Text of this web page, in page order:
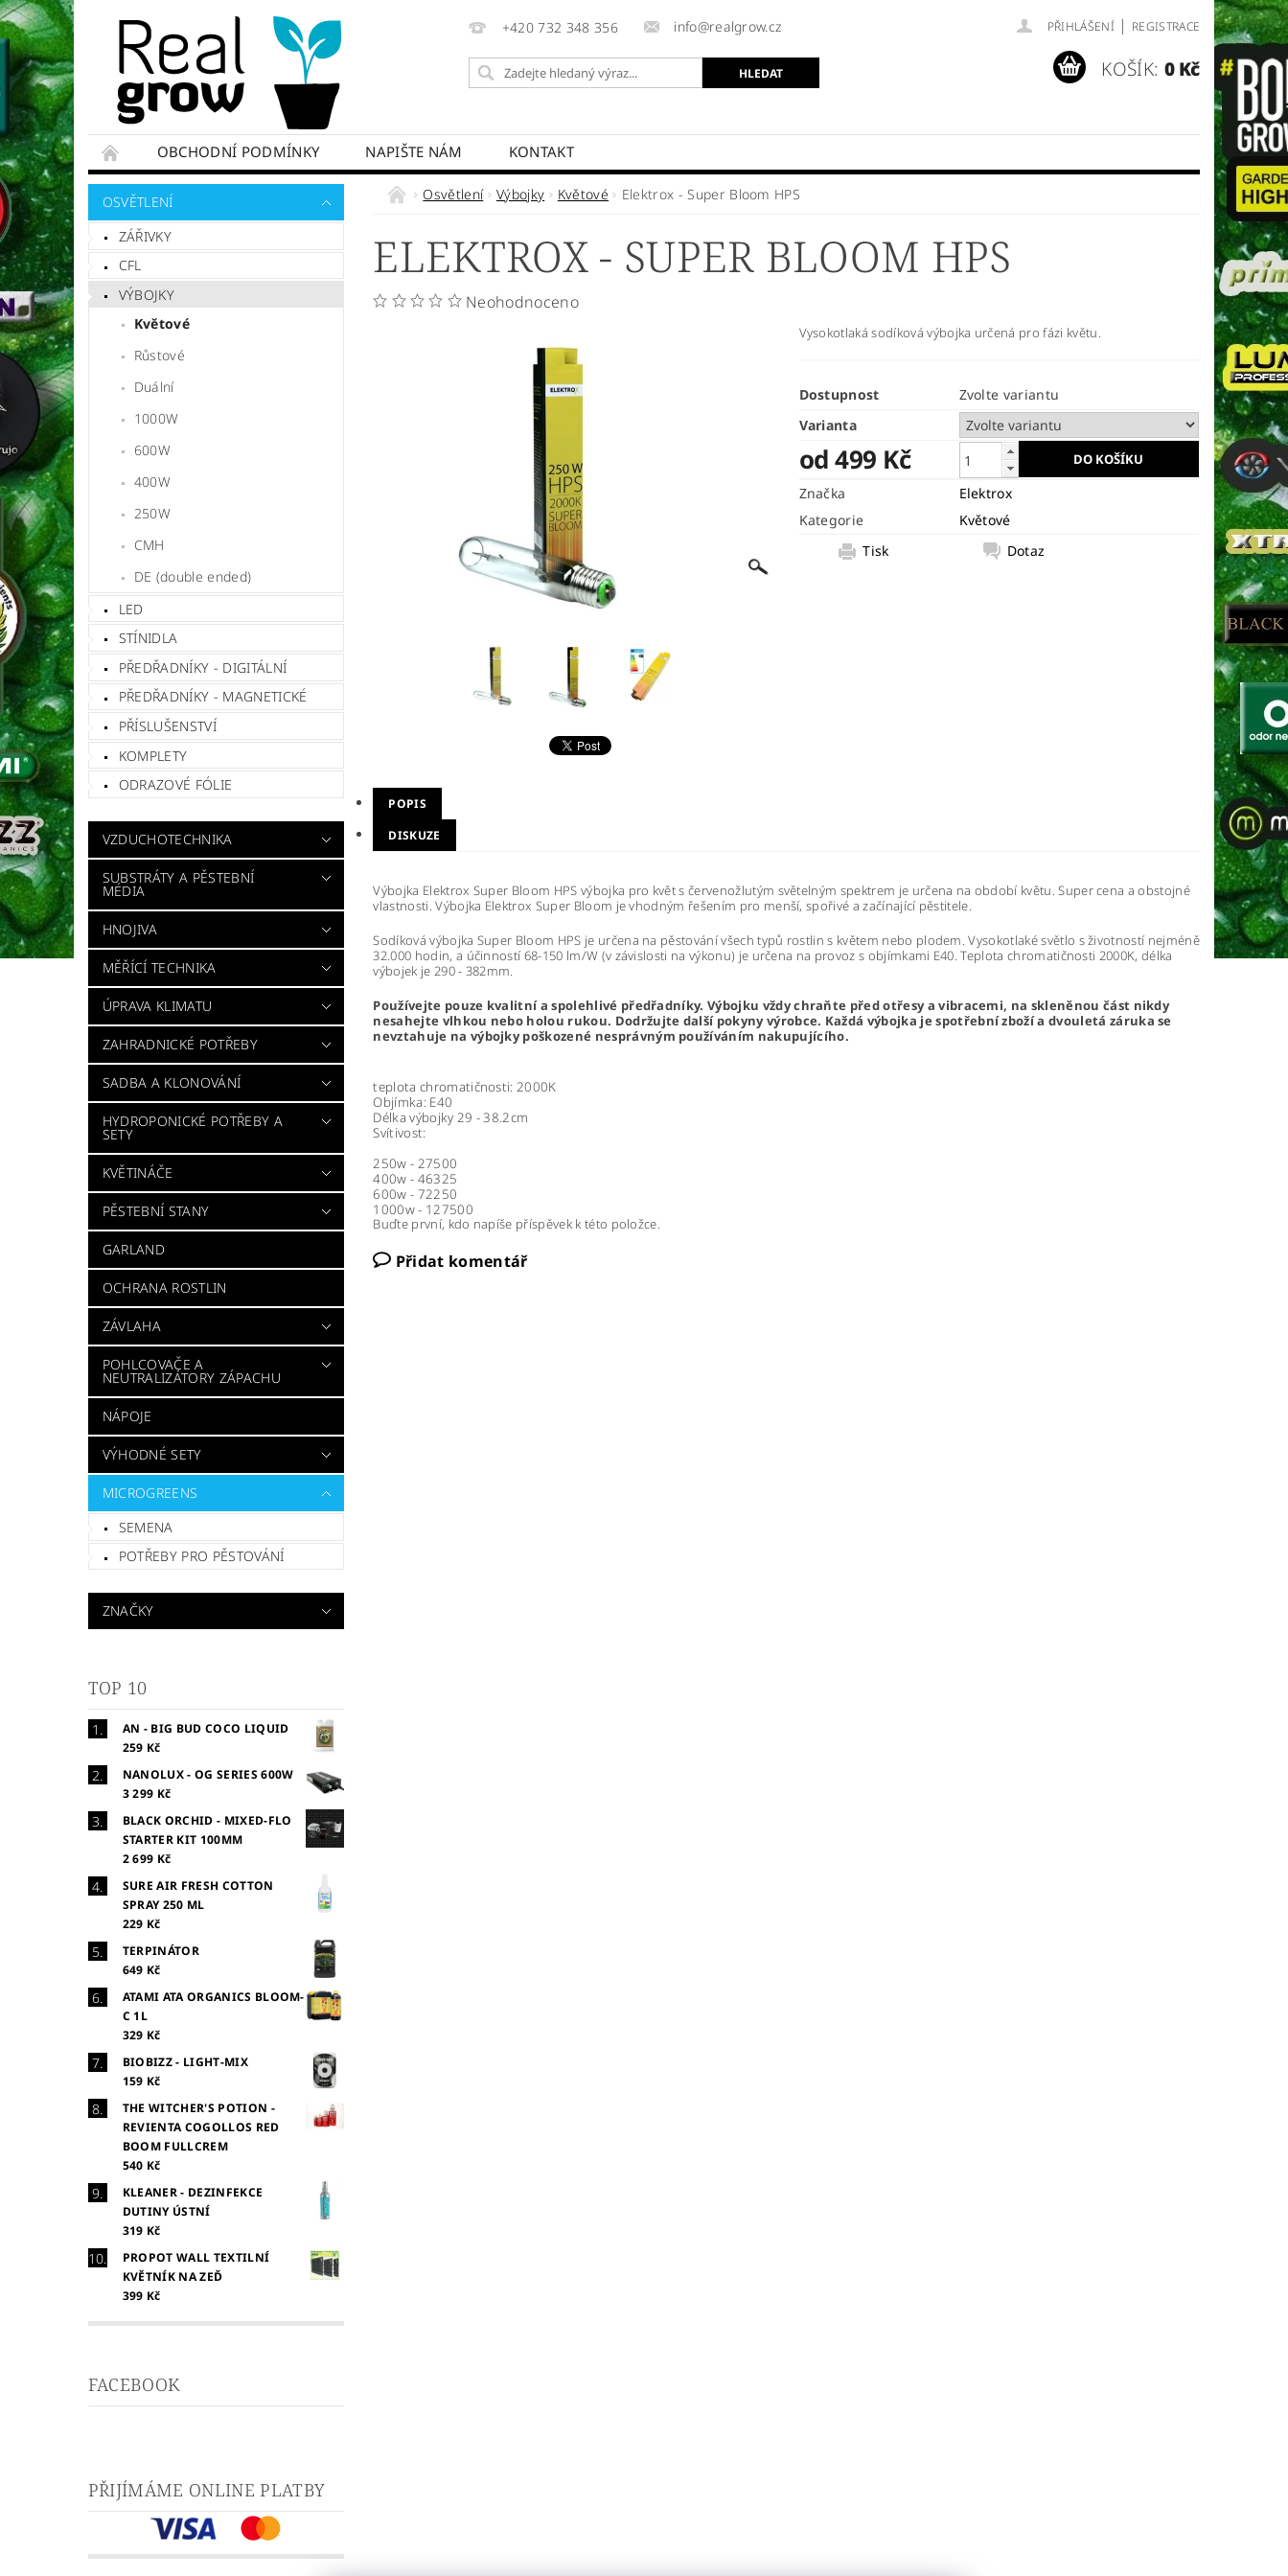
+420 732 348 356 info@realgrow.cz PŘIHLÁŠENÍ | REGISTRACE
KOŠÍK: 0 Kč
OBCHODNÍ PODMÍNKY NAPIŠTE NÁM KONTAKT
OSVĚTLENÍ
ZÁŘIVKY
CFL
VÝBOJKY
Květové
Růstové
Duální
1000W
600W
400W
250W
CMH
DE (double ended)
LED
STÍNIDLA
PŘEDŘADNÍKY - DIGITÁLNÍ
PŘEDŘADNÍKY - MAGNETICKÉ
PŘÍSLUŠENSTVÍ
KOMPLETY
ODRAZOVÉ FÓLIE
VZDUCHOTECHNIKA
SUBSTRÁTY A PĚSTEBNÍ
MÉDIA
HNOJIVA
MĚŘÍCÍ TECHNIKA
ÚPRAVA KLIMATU
ZAHRADNICKÉ POTŘEBY
SADBA A KLONOVÁNÍ
HYDROPONICKÉ POTŘEBY A
SETY
KVĚTINÁČE
PĚSTEBNÍ STANY
GARLAND
OCHRANA ROSTLIN
ZÁVLAHA
POHLCOVAČE A
NEUTRALIZÁTORY ZÁPACHU
NÁPOJE
VÝHODNÉ SETY
MICROGREENS
SEMENA
POTŘEBY PRO PĚSTOVÁNÍ
ZNAČKY
TOP 10
AN - BIG BUD COCO LIQUID
259 Kč
NANOLUX - OG SERIES 600W
3 299 Kč
BLACK ORCHID - MIXED-FLO
STARTER KIT 100MM
2 699 Kč
SURE AIR FRESH COTTON
SPRAY 250 ML
229 Kč
TERPINÁTOR
649 Kč
ATAMI ATA ORGANICS BLOOM-
C 1L
329 Kč
BIOBIZZ - LIGHT-MIX
159 Kč
THE WITCHER'S POTION -
REVIENTA COGOLLOS RED
BOOM FULLCREM
540 Kč
KLEANER - DEZINFEKCE
DUTINY ÚSTNÍ
319 Kč
PROPOT WALL TEXTILNÍ
KVĚTNÍK NA ZEĎ
399 Kč
FACEBOOK
PŘIJÍMÁME ONLINE PLATBY
Osvětlení Výbojky Květové Elektrox - Super Bloom HPS
ELEKTROX - SUPER BLOOM HPS
Neohodnoceno
Vysokotlaká sodíková výbojka určená pro fázi květu.
Dostupnost
Zvolte variantu
Varianta
od 499 Kč
Značka
Elektrox
Kategorie
Květové
Tisk
Dotaz
POPIS
DISKUZE
Výbojka Elektrox Super Bloom HPS výbojka pro květ s červenožlutým světelným spektrem je určena na období květu. Super cena a obstojné
vlastnosti. Výbojka Elektrox Super Bloom je vhodným řešením pro menší, spořivé a začínající pěstitele.
Sodíková výbojka Super Bloom HPS je určena na pěstování všech typů rostlin s květem nebo plodem. Vysokotlaké světlo s životností nejméně
32.000 hodin, a účinností 68-150 lm/W (v závislosti na výkonu) je určena na provoz s objímkami E40. Teplota chromatičnosti 2000K, délka
výbojek je 290 - 382mm.
Používejte pouze kvalitní a spolehlivé předřadníky. Výbojku vždy chraňte před otřesy a vibracemi, na skleněnou část nikdy
nesahejte vlhkou nebo holou rukou. Dodržujte další pokyny výrobce. Každá výbojka je spotřební zboží a dvouletá záruka se
nevztahuje na výbojky poškozené nesprávným používáním nakupujícího.
teplota chromatičnosti: 2000K
Objímka: E40
Délka výbojky 29 - 38.2cm
Svítivost:
250w - 27500
400w - 46325
600w - 72250
1000w - 127500
Buďte první, kdo napíše příspěvek k této položce.
Přidat komentář